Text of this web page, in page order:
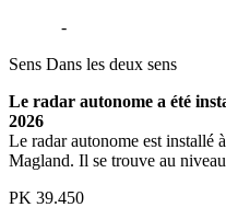
-
Sens Dans les deux sens
Le radar autonome a été
2026
Le radar autonome est installé
Magland. Il se trouve au
PK 39.450